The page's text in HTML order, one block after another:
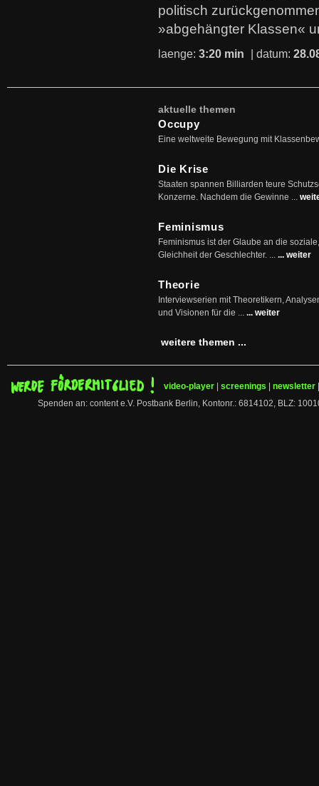
politisch
»abgehängter Klassen«
laenge: 3:20 min | datum:
aktuelle themen
Occupy
Eine weltweite Bewegung mit
Die Krise
Staaten spannen Billiarden teure
Konzerne. Nachdem die Gewinne ...
Feminismus
Feminismus ist der Glaube an die
Gleichheit der Geschlechter. ... ... weiter
Theorie
Interviewserien mit Theoretikern,
und Visionen für die ... ... weiter
weitere themen ...
video-player screenings newsletter
Spenden an: content e.V. Postbank Berlin, Kontonr.: 6814102, BLZ: